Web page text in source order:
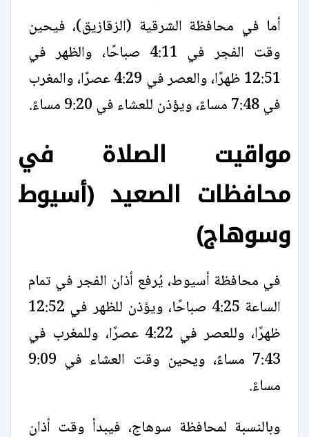
أما في محافظة الشرقية (الزقازيق)، فيحين
وقت الفجر في 4:11 صباحًا، والظهر في
12:51 ظهرًا، والعصر في 4:29 عصرًا، والمغرب
في 7:48 مساءً، ويؤذن للعشاء في 9:20 مساءً.
مواقيت الصلاة في
محافظات الصعيد (أسيوط
وسوهاج)
في محافظة أسيوط، يُرفع أذان الفجر في تمام
الساعة 4:25 صباحًا، ويؤذن للظهر في 12:52
ظهرًا، وللعصر في 4:22 عصرًا، وللمغرب في
7:43 مساءً، ويحين وقت العشاء في 9:09
مساءً.
وبالنسبة لمحافظة سوهاج، فيبدأ وقت أذان